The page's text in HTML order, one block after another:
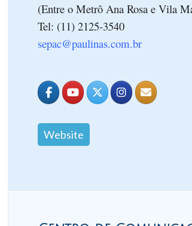
(Entre o Metrô Ana Rosa e Vila
Tel: (11) 2125-3540
sepac@paulinas.com.br
Website